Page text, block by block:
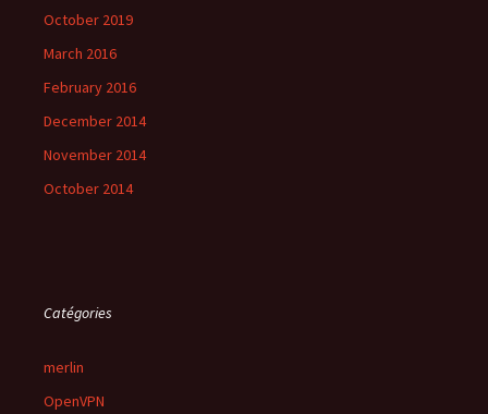
October 2019
March 2016
February 2016
December 2014
November 2014
October 2014
Catégories
merlin
OpenVPN